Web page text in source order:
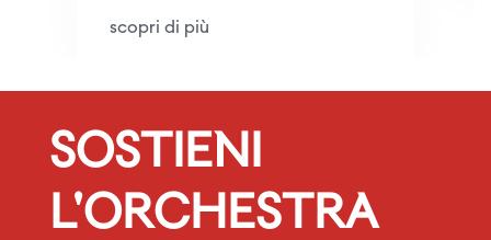
scopri di più
SOSTIENI
L'ORCHESTRA